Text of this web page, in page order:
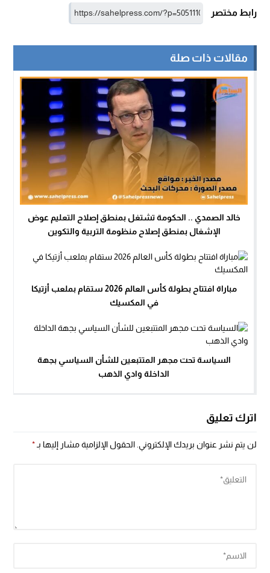
رابط مختصر
مقالات ذات صلة
خالد الصمدي .. الحكومة تشتغل بمنطق إصلاح التعليم عوض
الإشغال بمنطق إصلاح منظومة التربية والتكوين
مباراة افتتاح بطولة كأس العالم 2026 ستقام بملعب أزتيكا
في المكسيك
السياسة تحت مجهر المتتبعين للشأن السياسي بجهة
الداخلة وادي الذهب
اترك تعليق
لن يتم نشر عنوان بريدك الإلكتروني. الحقول الإلزامية مشار إليها بـ*